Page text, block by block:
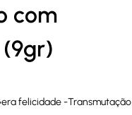
com
felicidade -Transmutação